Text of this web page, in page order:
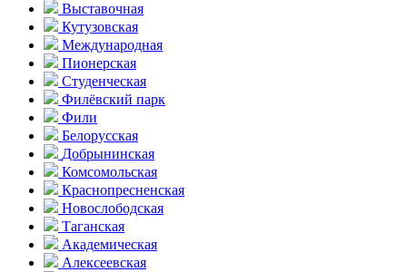
Выставочная
Кутузовская
Международная
Пионерская
Студенческая
Филёвский парк
Фили
Белорусская
Добрынинская
Комсо­мольская
Краснопресненская
Новослободская
Таганская
Академическая
Алексеевская